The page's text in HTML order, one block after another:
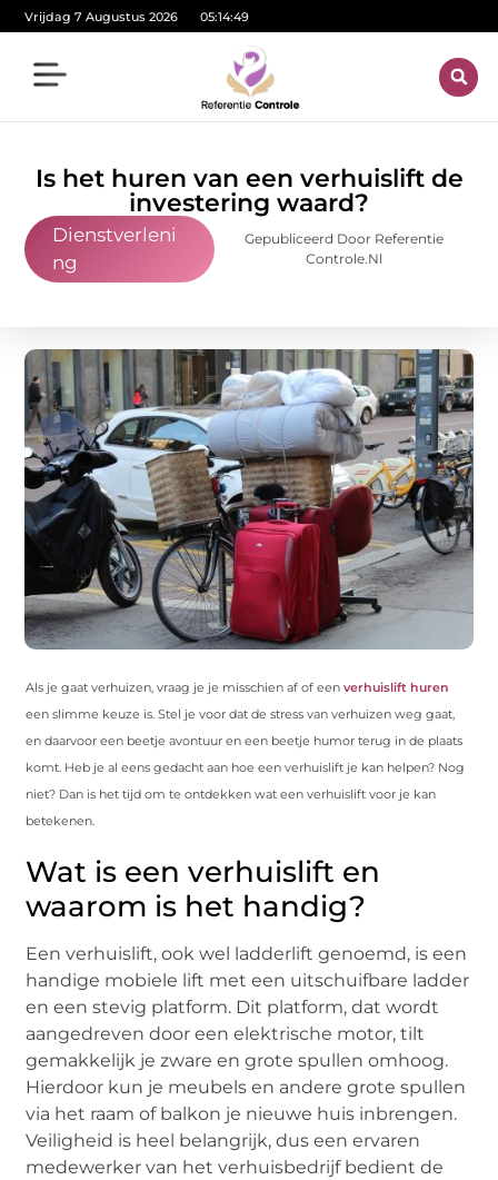
Vrijdag 7 Augustus 2026 05:14:50
Is het huren van een verhuislift de
investering waard?
Dienstverleni
ng
Gepubliceerd Door Referentie
Controle.nl
Als je gaat verhuizen, vraag je je misschien af of eenverhuislift huren
een slimme keuze is. Stel je voor dat de stress van verhuizen weg gaat,
en daarvoor een beetje avontuur en een beetje humor terug in de plaats
komt. Heb je al eens gedacht aan hoe een verhuislift je kan helpen? Nog
niet? Dan is het tijd om te ontdekken wat een verhuislift voor je kan
betekenen.
Wat is een verhuislift en
waarom is het handig?
Een verhuislift, ook wel ladderlift genoemd, is een
handige mobiele lift met een uitschuifbare ladder
en een stevig platform. Dit platform, dat wordt
aangedreven door een elektrische motor, tilt
gemakkelijk je zware en grote spullen omhoog.
Hierdoor kun je meubels en andere grote spullen
via het raam of balkon je nieuwe huis inbrengen.
Veiligheid is heel belangrijk, dus een ervaren
medewerker van het verhuisbedrijf bedient de